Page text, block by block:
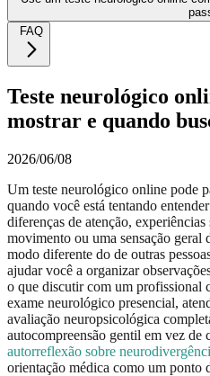
FAQ
Teste neurológico
mostrar e quando
2026/06/08
Um teste neurológico online pode
quando você está tentando
diferenças de atenção,
movimento ou uma sensação geral
modo diferente do de outras
ajudar você a organizar
o que discutir com um profissional
exame neurológico presencial,
avaliação neuropsicológica
autocompreensão gentil em vez de
autorreflexão sobre
orientação médica como um ponto